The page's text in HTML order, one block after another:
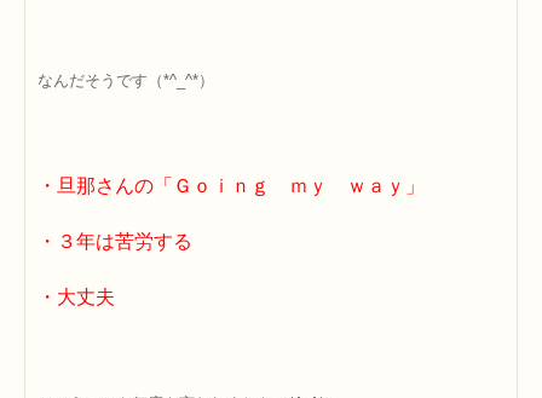
なんだそうです（*^_^*）
・旦那さんの「Ｇｏｉｎｇ ｍｙ ｗａｙ」
・３年は苦労する
・大丈夫